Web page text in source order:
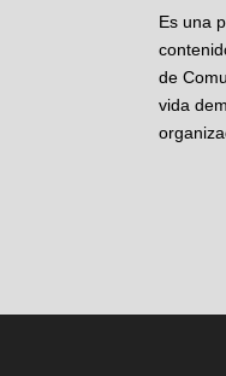
Es una
de
vida